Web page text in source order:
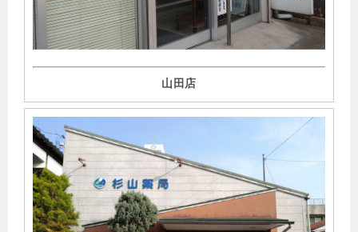
日経ドラッグインフォメーションプレミアム／薬の相互作
用としくみにて、 「Naの排泄やADHに影響を与える薬剤に
注意」が掲載されました 。
ファルマスタッフにて、【薬局のお困りごと】薬局での服
薬指導に対して非協力的な患者さまへの対応の記事監修を
行いました。
▶︎2022年5月1日
日経ドラッグインフォメーションにて、 「インタビュー：
この人に聞く」が掲載されました 。
山田店